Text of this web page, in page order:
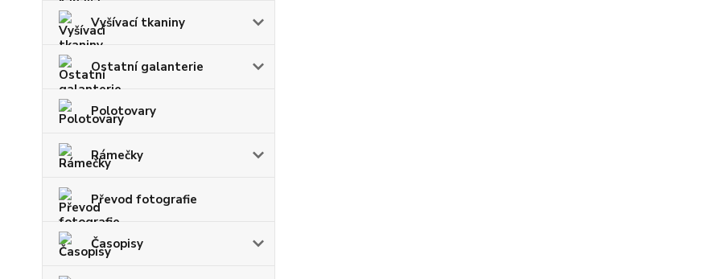
Vyšívací tkaniny
Ostatní galanterie
Polotovary
Rámečky
Převod fotografie
Časopisy